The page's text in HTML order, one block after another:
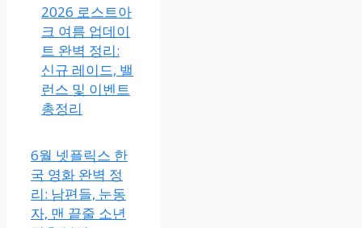
2026 로스트아
크 여름 업데이
트 완벽 정리:
신규 레이드, 밸
런스 및 이벤트
총정리
6월 넷플릭스 한
국 영화 완벽 정
리: 남편들, 눈동
자, 맨 끝줄 소년